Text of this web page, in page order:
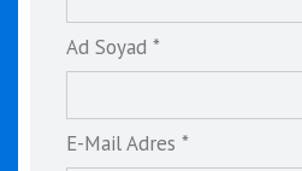
Ad Soyad *
E-Mail Adres *